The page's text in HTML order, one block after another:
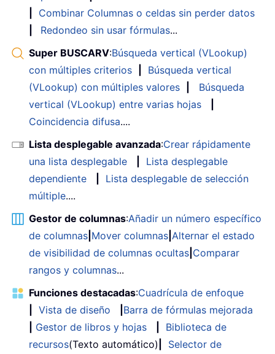
Combinar Columnas o celdas sin perder datos
Redondeo sin usar fórmulas...
Super BUSCARV:Búsqueda vertical (VLookup)
con múltiples criterios
Búsqueda vertical
(VLookup) con múltiples valores
Búsqueda
vertical (VLookup) entre varias hojas
Coincidencia difusa....
Lista desplegable avanzada:Crear rápidamente
una lista desplegable
Lista desplegable
dependiente
Lista desplegable de selección
múltiple....
Gestor de columnas:Añadir un número específico
de columnas Mover columnas Alternar el estado
de visibilidad de columnas ocultas Comparar
rangos y columnas...
Funciones destacadas:Cuadrícula de enfoque
Vista de diseño
Barra de fórmulas mejorada
Gestor de libros y hojas
Biblioteca de
recursos(Texto automático)
Selector de